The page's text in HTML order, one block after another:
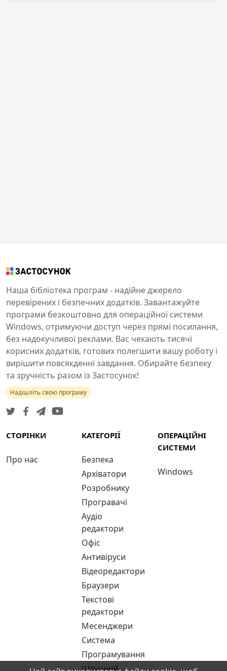
Наша бібліотека програм - надійне джерело
перевірених і безпечних додатків. Завантажуйте
програми безкоштовно для операційної системи
Windows, отримуючи доступ через прямі посилання,
без надокучливої реклами. Вас чекають тисячі
корисних додатків, готових полегшити вашу роботу і
вирішити повсякденні завдання. Обирайте безпеку
та зручність разом із Застосунок!
Надішліть свою програму
СТОРІНКИ
Про нас
КАТЕГОРІЇ
Безпека
Архіватори
Розробнику
Програвачі
Аудіо
редактори
Офіс
Антивіруси
Відеоредактори
Браузери
Текстові
редактори
Месенджери
Система
Програмування
Штучний
ОПЕРАЦІЙНІ
СИСТЕМИ
Windows